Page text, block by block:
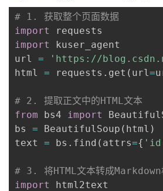
堂
我
的
程
我
认
证
的
实
验
我
的
收
我
的
技
支
持
我
的
声
建
议
# 1. 获取整个页面数据
import
import
kuser_agent
url =
'https://
html = requests . get ( url=
# 2. 提取正文中的HTML文本
from bs4 import
bs = BeautifulSoup ( html )
text = bs . find ( attrs={
# 3. 将HTML文本转成Markdown
import
html2text